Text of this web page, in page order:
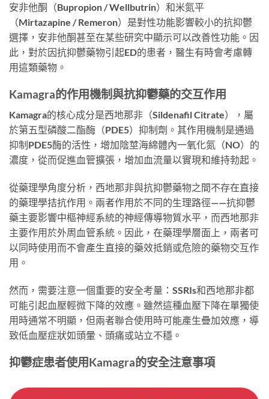
安非他酮（Bupropion / Wellbutrin）和米氮平
（Mirtazapine / Remeron）是對性功能影響較小的抗抑鬱
選擇，安非他酮甚至在某些研究中顯示可以改善性功能。因
此，對於因抗抑鬱藥物引起ED的患者，醫生有時會考慮轉
用這類藥物。
Kamagra的作用機制與抗抑鬱藥的交互作用
Kamagra的核心成分是西地那非（Sildenafil Citrate），屬
於第五型磷酸二酯酶（PDE5）抑制劑。其作用機制是通過
抑制PDE5酶的活性，增加陰莖海綿體內一氧化氮（NO）的
濃度，從而促進血管擴張，增加血流量以實現和維持勃起。
從藥理學角度分析，西地那非與抗抑鬱藥物之間不存在直接
的藥理學拮抗作用。兩者作用於不同的生理路徑——抗抑鬱
藥主要影響中樞神經系統的神經傳導物質水平，而西地那非
主要作用於外周血管系統。因此，在藥理學層面上，兩者可
以同時使用而不會產生直接的藥效抵銷或危險的藥物交互作
用。
然而，需要注意一個重要的安全考量：SSRIs和西地那非都
可能引起血壓輕微下降的效應。雖然這種血壓下降在單獨使
用時通常不明顯，但兩者聯合使用時可能產生疊加效應，導
致低血壓症狀如頭暈、頭痛或站立不穩。
抑鬱症患者使用Kamagra的安全注意事項